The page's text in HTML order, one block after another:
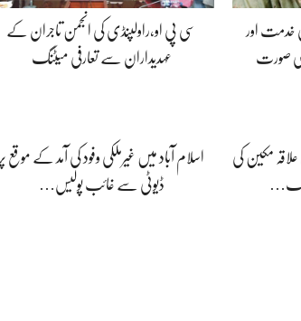
خدمت اور
صورت
سی پی او،راولپنڈی کی انجمن تاجران کے
عہدیداران سے تعارفی میٹنگ
مکین کی
اسلام آباد میں غیرملکی وفود کی آمد کے موقع پر
ڈیوٹی سے غائب پولیس…